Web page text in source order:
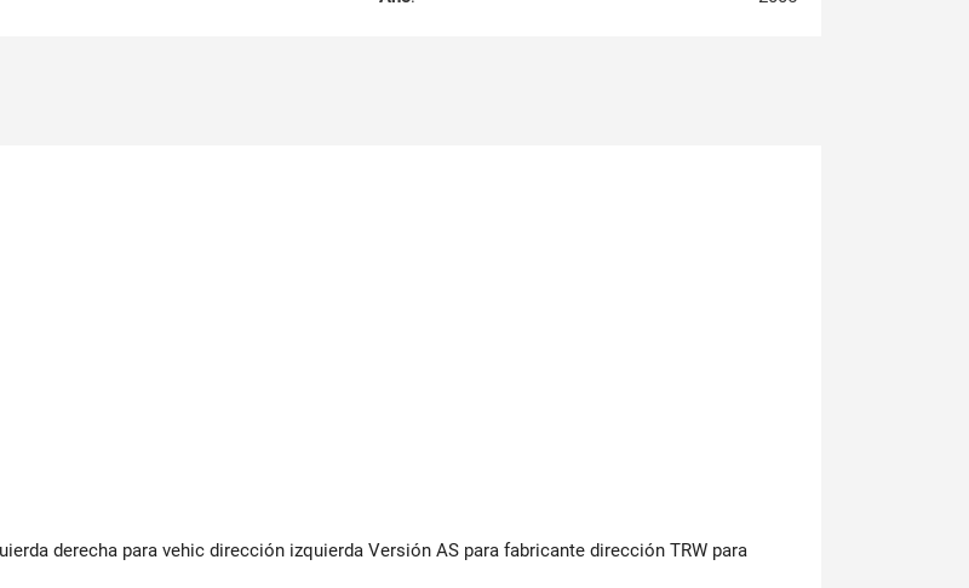
derecha para vehic dirección izquierda Versión AS para fabricante dirección TRW para